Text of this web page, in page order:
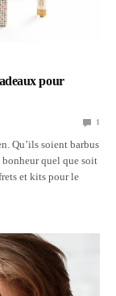
pour
1
Qu’ils soient barbus
bonheur quel que soit
et kits pour le